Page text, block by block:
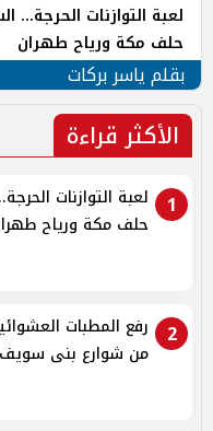
لعبة التوازنات
حلف مكة ورياح طهران
بقلم ياسر بركات
الأكثر قراءة
1
لعبة التوازنات
حلف مكة ورياح
2
من شوارع بنى سويف